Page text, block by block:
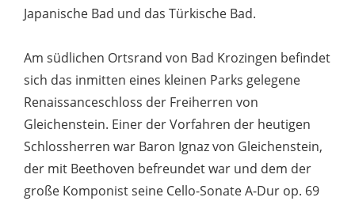
Japanische Bad und das Türkische Bad.
Am südlichen Ortsrand von Bad Krozingen befindet
sich das inmitten eines kleinen Parks gelegene
Renaissanceschloss der Freiherren von
Gleichenstein. Einer der Vorfahren der heutigen
Schlossherren war Baron Ignaz von Gleichenstein,
der mit Beethoven befreundet war und dem der
große Komponist seine Cello-Sonate A-Dur op. 69